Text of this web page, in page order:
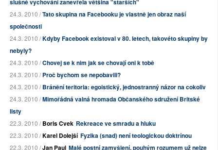
slušné vychování zanevřela většina "starších"
24.3. 2010 /Tato skupina na Facebooku je vlastně jen obraz naší
společnosti
24.3. 2010 /Kdyby Facebook existoval v 80. letech, takovéto skupiny by
nebyly?
24.3. 2010 /Chovej se k nim jak se chovají oni k tobě
24.3. 2010 /Proč bychom se nepobavili?
24.3. 2010 /Bránění teritoria: egoistický, jednostranný názor na cokoliv
24.3. 2010 /Mimořádná valná hromada Občanského sdružení Britské
listy
22.3. 2010 /Boris Cvek Rekreace ve smradu a hluku
22.3. 2010 /Karel Dolejší Fyzika (snad) není teologickou doktrínou
22.3. 2010 /Jan Paul Malé postní zamyšlení, pouhým rozumem už nelze